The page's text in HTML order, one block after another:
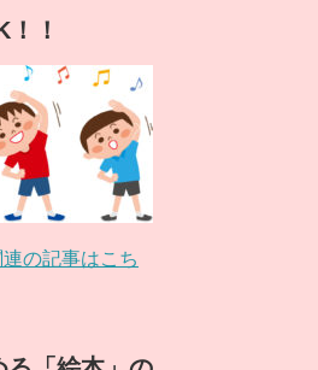
！
の記事はこち